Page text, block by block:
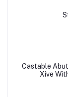
Castable
Xive